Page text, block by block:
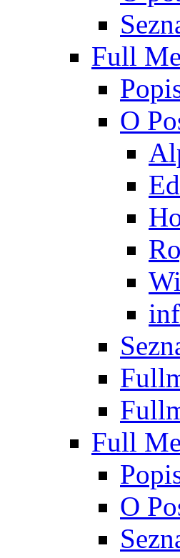
Full
O
Full
O